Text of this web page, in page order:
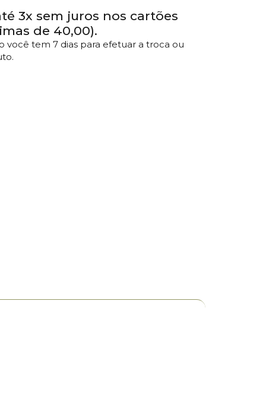
3x sem juros nos cartões
de 40,00).
você tem 7 dias para efetuar a troca ou